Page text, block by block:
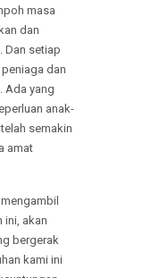
masa
dan
Dan setiap
dan
Ada yang
anak-
semakin
amat
ini, akan
bergerak
kami ini